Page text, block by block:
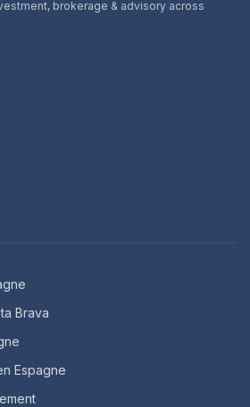
brokerage & advisory across
Brava
Espagne